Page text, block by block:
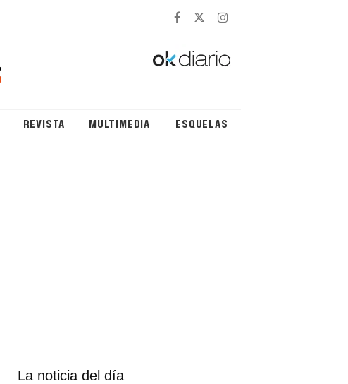
REVISTA MULTIMEDIA ESQUELAS
La noticia del día